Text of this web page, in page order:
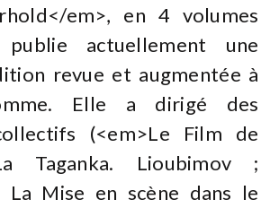
em>, en 4 volumes
actuellement une
revue et augmentée à
Elle a dirigé des
(<em>Le Film de
Taganka. Lioubimov ;
La Mise en scène dans le